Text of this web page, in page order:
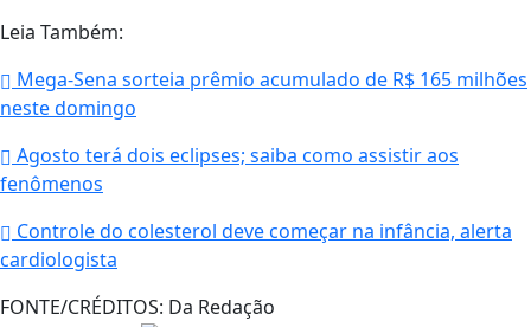
Leia Também:
Mega-Sena sorteia prêmio acumulado de R$ 165 milhões
neste domingo
Agosto terá dois eclipses; saiba como assistir aos
fenômenos
Controle do colesterol deve começar na infância, alerta
cardiologista
FONTE/CRÉDITOS: Da Redação